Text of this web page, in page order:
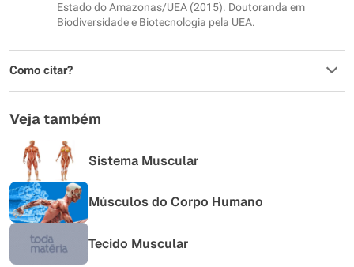
Estado do Amazonas/UEA (2015). Doutoranda em
Biodiversidade e Biotecnologia pela UEA.
Como citar?
Veja também
Sistema Muscular
Músculos do Corpo Humano
Tecido Muscular